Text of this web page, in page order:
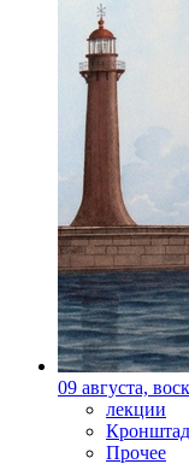
09 августа,
лекции
Прочее